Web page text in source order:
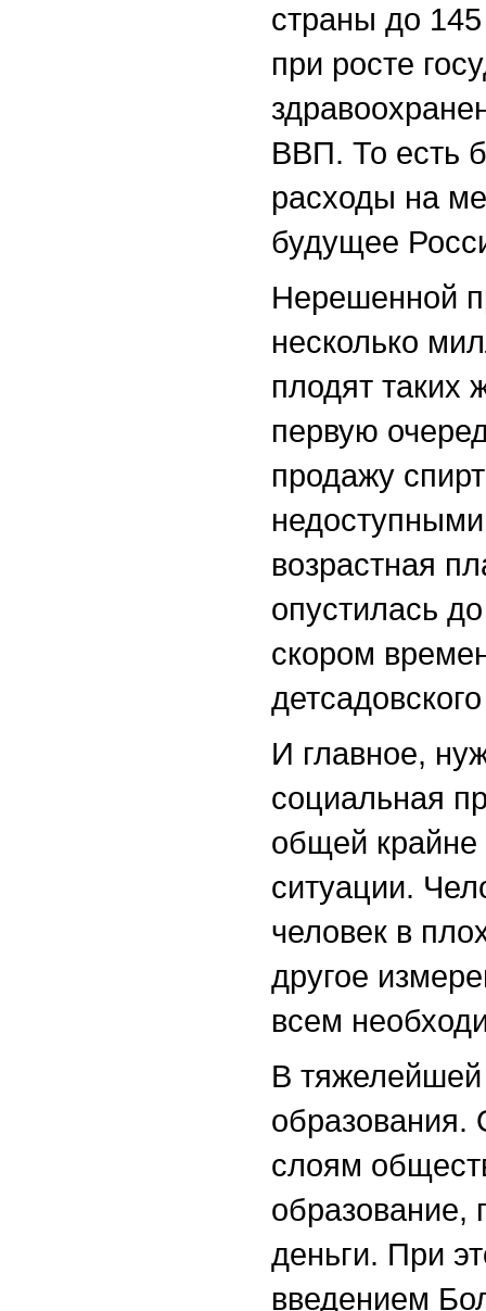
страны до
при росте
ВВП. То есть
расходы на
будущее
Нерешенной
несколько
плодят таких
первую
продажу
возрастная
опустилась
скором
И главное,
социальная
общей крайне
ситуации.
человек в
другое
всем
В тяжелейшей
образования.
слоям
образование,
деньги. При
введением